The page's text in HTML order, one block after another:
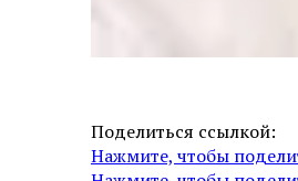
Поделиться ссылкой:
Нажмите, чтобы